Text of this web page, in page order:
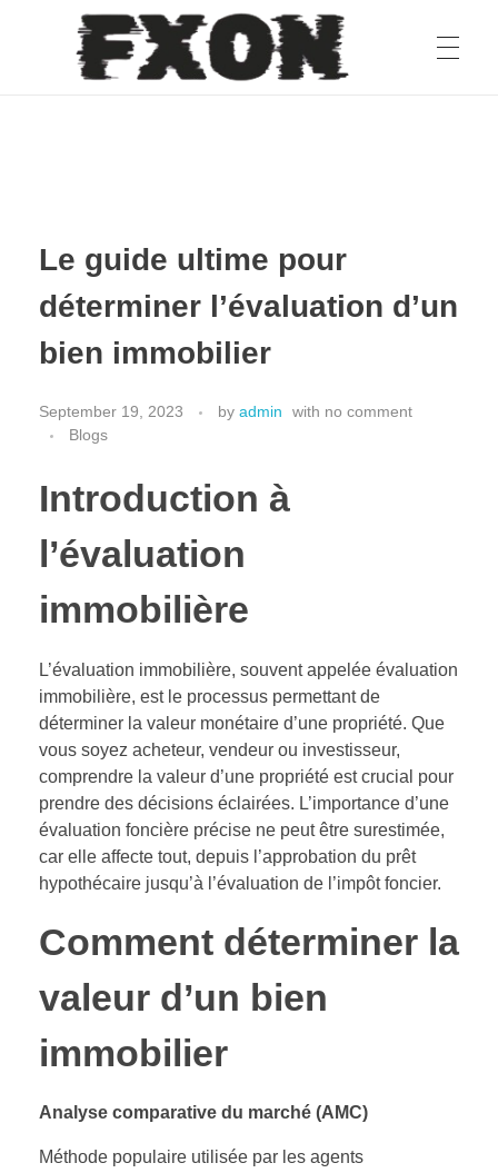
Le guide ultime pour
déterminer l’évaluation d’un
bien immobilier
September 19, 2023 by admin with no comment
Blogs
Introduction à
l’évaluation
immobilière
L’évaluation immobilière, souvent appelée évaluation
immobilière, est le processus permettant de
déterminer la valeur monétaire d’une propriété. Que
vous soyez acheteur, vendeur ou investisseur,
comprendre la valeur d’une propriété est crucial pour
prendre des décisions éclairées. L’importance d’une
évaluation foncière précise ne peut être surestimée,
car elle affecte tout, depuis l’approbation du prêt
hypothécaire jusqu’à l’évaluation de l’impôt foncier.
Comment déterminer la
valeur d’un bien
immobilier
Analyse comparative du marché (AMC)
Méthode populaire utilisée par les agents